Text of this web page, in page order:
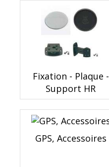
Fixation - Plaque -
Support HR
GPS, Accessoires